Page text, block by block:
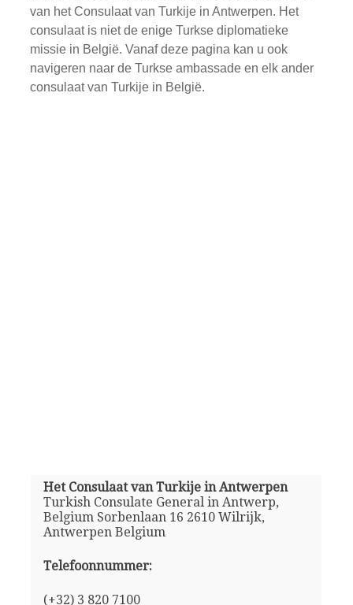
van het Consulaat van Turkije in Antwerpen. Het
consulaat is niet de enige Turkse diplomatieke
missie in België. Vanaf deze pagina kan u ook
navigeren naar de Turkse ambassade en elk ander
consulaat van Turkije in België.
Het Consulaat van Turkije in Antwerpen
Turkish Consulate General in Antwerp,
Belgium Sorbenlaan 16 2610 Wilrijk,
Antwerpen Belgium
Telefoonnummer:
(+32) 3 820 7100